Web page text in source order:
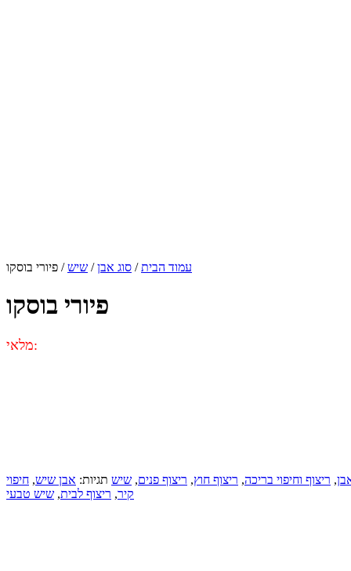
עמוד הבית/ סוג אבן/ שיש/ פיורי בוסקו
פיורי בוסקו
מלאי:
, ריצוף וחיפוי בריכה, ריצוף חוץ, ריצוף פנים, שיש תגיות: אבן שיש, חיפוי
קיר, ריצוף לבית, שיש טבעי